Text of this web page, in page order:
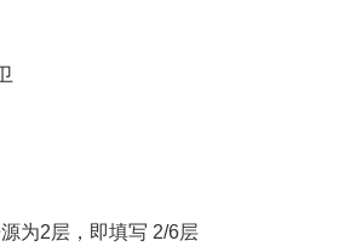
为2层，即填写 2/6层